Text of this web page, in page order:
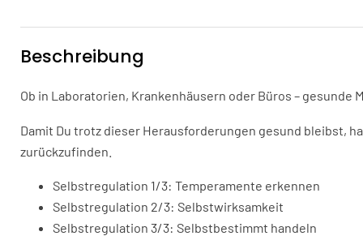
Beschreibung
Ob in Laboratorien, Krankenhäusern oder Büros –
Damit Du trotz dieser Herausforderungen gesund bleibst,
zurückzufinden.
Selbstregulation 1/3: Temperamente erkennen
Selbstregulation 2/3: Selbstwirksamkeit
Selbstregulation 3/3: Selbstbestimmt handeln